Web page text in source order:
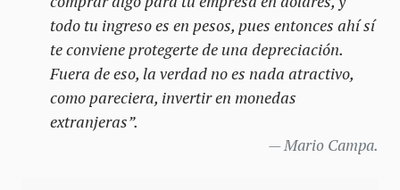
todo tu ingreso es en pesos, pues entonces ahí sí
te conviene protegerte de una depreciación.
Fuera de eso, la verdad no es nada atractivo,
como pareciera, invertir en monedas
extranjeras”.
Mario Campa.